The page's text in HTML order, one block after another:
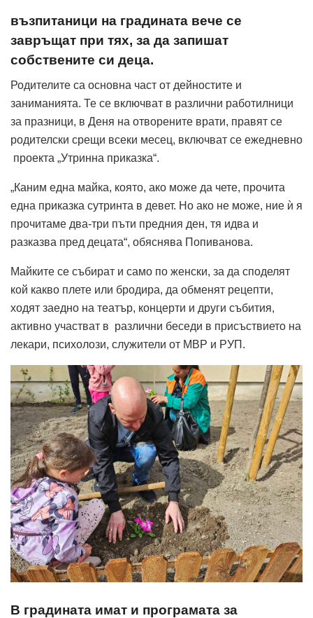
възпитаници на градината вече се
завръщат при тях, за да запишат
собствените си деца.
Родителите са основна част от дейностите и
заниманията. Те се включват в различни работилници
за празници, в Деня на отворените врати, правят се
родителски срещи всеки месец, включват се ежедневно
проекта „Утринна приказка“.
„Каним една майка, която, ако може да чете, прочита
една приказка сутринта в девет. Но ако не може, ние ѝ я
прочитаме два-три пъти предния ден, тя идва и
разказва пред децата“, обяснява Попиванова.
Майките се събират и само по женски, за да споделят
кой какво плете или бродира, да обменят рецепти,
ходят заедно на театър, концерти и други събития,
активно участват в различни беседи в присъствието на
лекари, психолози, служители от МВР и РУП.
В градината имат и програмата за